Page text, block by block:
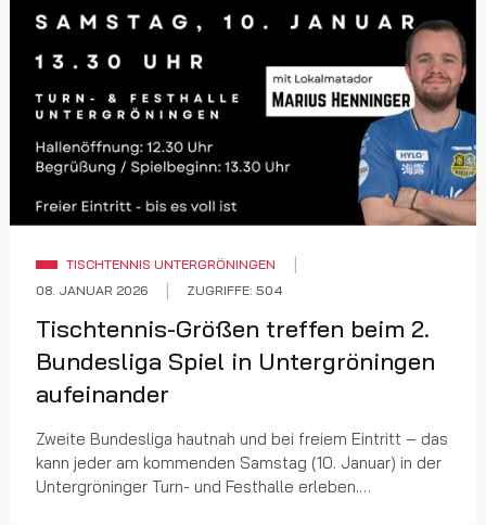
TISCHTENNIS UNTERGRÖNINGEN
08. JANUAR 2026
ZUGRIFFE: 504
Tischtennis-Größen treffen beim 2.
Bundesliga Spiel in Untergröningen
aufeinander
Zweite Bundesliga hautnah und bei freiem Eintritt – das
kann jeder am kommenden Samstag (10. Januar) in der
Untergröninger Turn- und Festhalle erleben.